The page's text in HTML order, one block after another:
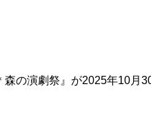
の演劇祭』が2025年10月